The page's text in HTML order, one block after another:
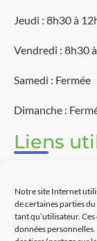
Notre site Internet
de certaines parties
tant qu’utilisateur.
données
Jeudi : 8h30 à
Vendredi : 8h30
Samedi : Fermée
Dimanche :
Liens
Découvrir
Commerces